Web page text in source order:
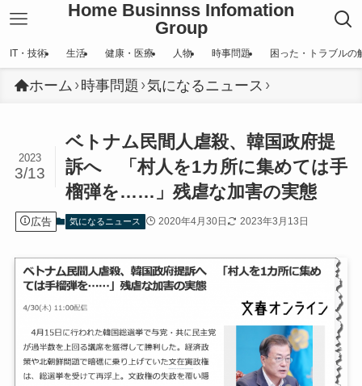
Home Businnss Infomation
Group
IT・技術 生活 健康・医療 人物 時事問題 困った・トラブルの
ホーム 時事問題 気になるニュース
ベトナム民間人虐殺、韓国政府提
訴へ 「村人を1カ所に集めては手
榴弾を……」残虐な加害の実態
2023
3/13
広告 気になるニュース 2020年4月30日 2023年3月13日